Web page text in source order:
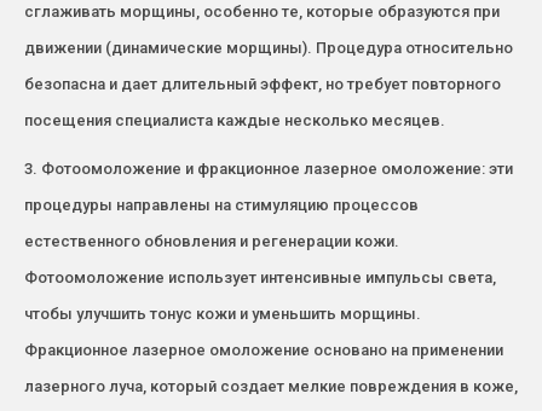
сглаживать морщины, особенно те, которые образуются при
движении (динамические морщины). Процедура относительно
безопасна и дает длительный эффект, но требует повторного
посещения специалиста каждые несколько месяцев.
3. Фотоомоложение и фракционное лазерное омоложение: эти
процедуры направлены на стимуляцию процессов
естественного обновления и регенерации кожи.
Фотоомоложение использует интенсивные импульсы света,
чтобы улучшить тонус кожи и уменьшить морщины.
Фракционное лазерное омоложение основано на применении
лазерного луча, который создает мелкие повреждения в коже,